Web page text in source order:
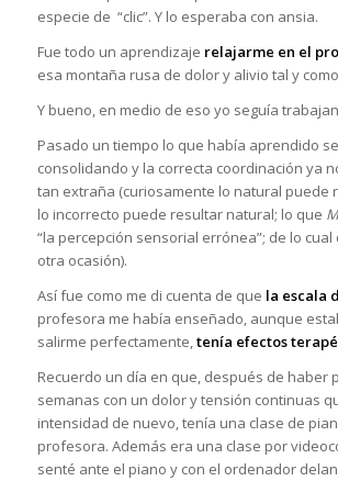
especie de “clic”. Y lo esperaba con ansia.
Fue todo un aprendizaje relajarme en el
esa montaña rusa de dolor y alivio tal y
Y bueno, en medio de eso yo seguía
Pasado un tiempo lo que había aprendido
consolidando y la correcta coordinación ya
tan extraña (curiosamente lo natural puede
lo incorrecto puede resultar natural; lo que
“la percepción sensorial errónea”; de lo
otra ocasión).
Así fue como me di cuenta de que la escala
profesora me había enseñado, aunque
salirme perfectamente,tenía efectos
Recuerdo un día en que, después de haber
semanas con un dolor y tensión continuas
intensidad de nuevo, tenía una clase de
profesora. Además era una clase por
senté ante el piano y con el ordenador